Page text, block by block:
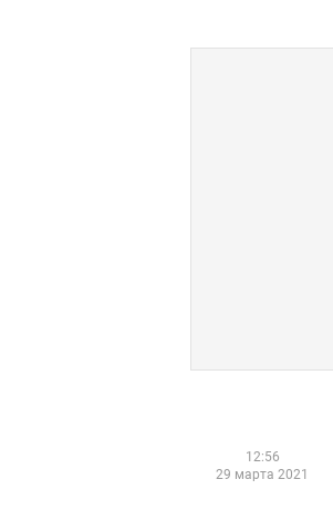
12:56
29 марта 2021